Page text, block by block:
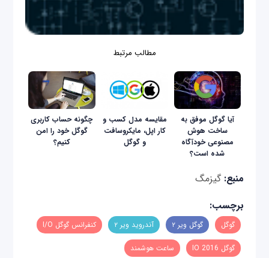
مطالب مرتبط
آیا گوگل موفق به
ساخت هوش
مصنوعی خودآگاه
شده است؟
مقایسه مدل کسب و
کار اپل، مایکروسافت
و گوگل
چگونه حساب کاربری
گوگل خود را امن
کنیم؟
منبع:گیزمگ
برچسب:
گوگل گوگل ویر ۲ آندروید ویر ۲ کنفرانس گوگل I/O
گوگل IO 2016 ساعت هوشمند